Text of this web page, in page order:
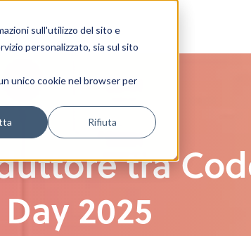
sull'utilizzo del sito e
personalizzato, sia sul sito
unico cookie nel browser per
Rifiuta
tra
2025